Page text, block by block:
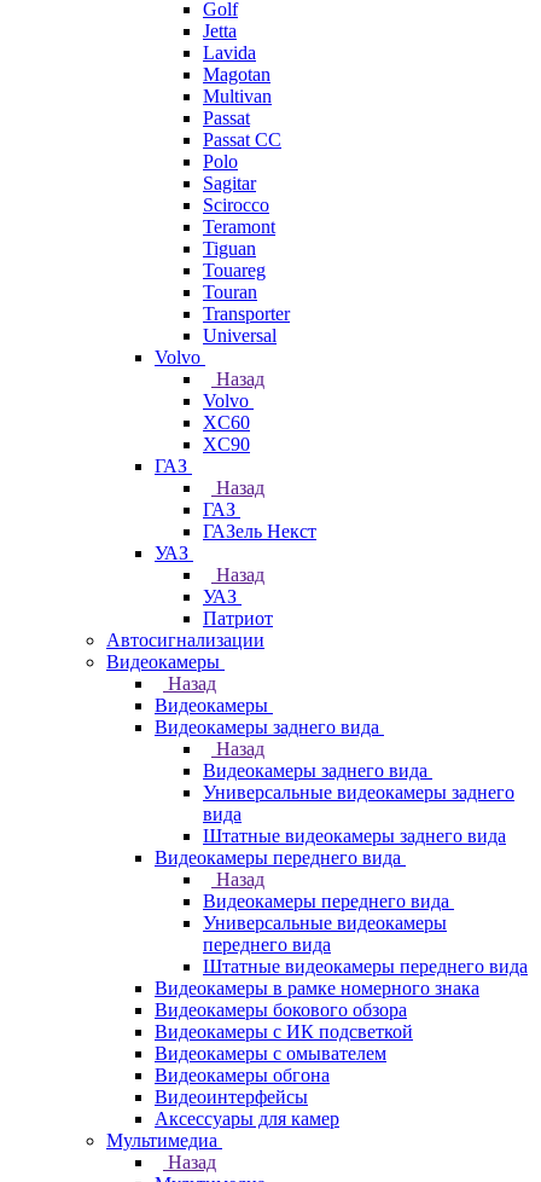
Golf
Jetta
Lavida
Magotan
Multivan
Passat
Passat CC
Polo
Sagitar
Scirocco
Teramont
Tiguan
Touareg
Touran
Transporter
Universal
Volvo
Назад
Volvo
XC60
XC90
ГАЗ
Назад
ГАЗ
ГАЗель Некст
УАЗ
Назад
УАЗ
Патриот
Автосигнализации
Видеокамеры
Назад
Видеокамеры
Видеокамеры заднего вида
Назад
Видеокамеры заднего вида
Универсальные видеокамеры заднего
вида
Штатные видеокамеры заднего вида
Видеокамеры переднего вида
Назад
Видеокамеры переднего вида
Универсальные видеокамеры
переднего вида
Штатные видеокамеры переднего вида
Видеокамеры в рамке номерного знака
Видеокамеры бокового обзора
Видеокамеры с ИК подсветкой
Видеокамеры с омывателем
Видеокамеры обгона
Видеоинтерфейсы
Аксессуары для камер
Мультимедиа
Назад